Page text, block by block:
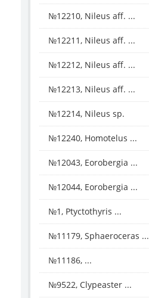
№12210, Nileus aff. ...
№12211, Nileus aff. ...
№12212, Nileus aff. ...
№12213, Nileus aff. ...
№12214, Nileus sp.
№12240, Homotelus ...
№12043, Eorobergia ...
№12044, Eorobergia ...
№1, Ptyctothyris ...
№11179, Sphaeroceras ...
№11186, ...
№9522, Clypeaster ...